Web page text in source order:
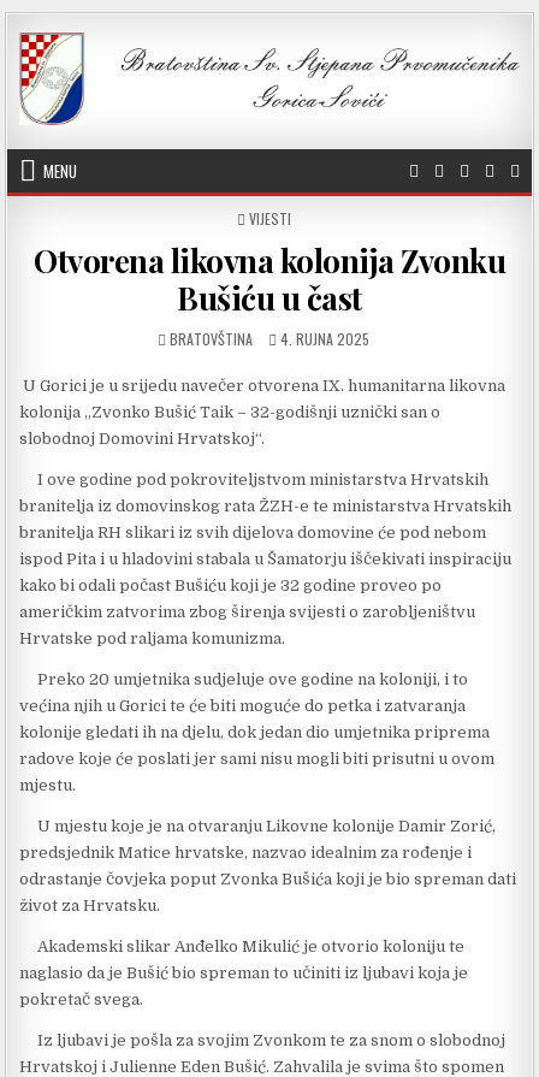
MENU
POSTED IN
VIJESTI
Otvorena likovna kolonija Zvonku
Bušiću u čast
AUTHOR:
BRATOVŠTINA PUBLISHED DATE:
4. RUJNA 2025
U Gorici je u srijedu navečer otvorena IX. humanitarna likovna
kolonija „Zvonko Bušić Taik – 32-godišnji uznički san o
slobodnoj Domovini Hrvatskoj“.
I ove godine pod pokroviteljstvom ministarstva Hrvatskih
branitelja iz domovinskog rata ŽZH-e te ministarstva Hrvatskih
branitelja RH slikari iz svih dijelova domovine će pod nebom
ispod Pita i u hladovini stabala u Šamatorju iščekivati inspiraciju
kako bi odali počast Bušiću koji je 32 godine proveo po
američkim zatvorima zbog širenja svijesti o zarobljeništvu
Hrvatske pod raljama komunizma.
Preko 20 umjetnika sudjeluje ove godine na koloniji, i to
većina njih u Gorici te će biti moguće do petka i zatvaranja
kolonije gledati ih na djelu, dok jedan dio umjetnika priprema
radove koje će poslati jer sami nisu mogli biti prisutni u ovom
mjestu.
U mjestu koje je na otvaranju Likovne kolonije Damir Zorić,
predsjednik Matice hrvatske, nazvao idealnim za rođenje i
odrastanje čovjeka poput Zvonka Bušića koji je bio spreman dati
život za Hrvatsku.
Akademski slikar Anđelko Mikulić je otvorio koloniju te
naglasio da je Bušić bio spreman to učiniti iz ljubavi koja je
pokretač svega.
Iz ljubavi je pošla za svojim Zvonkom te za snom o slobodnoj
Hrvatskoj i Julienne Eden Bušić. Zahvalila je svima što spomen